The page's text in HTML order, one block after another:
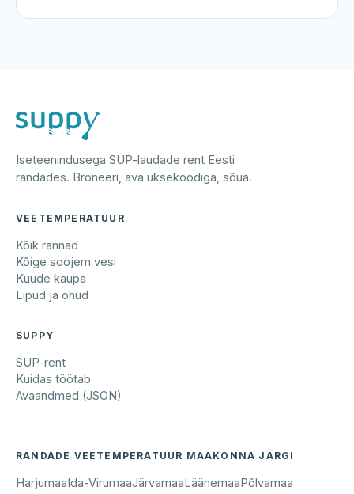
Iseteenindusega SUP-laudade rent Eesti
randades. Broneeri, ava uksekoodiga, sõua.
VEETEMPERATUUR
Kõik rannad
Kõige soojem vesi
Kuude kaupa
Lipud ja ohud
SUPPY
SUP-rent
Kuidas töötab
Avaandmed (JSON)
RANDADE VEETEMPERATUUR MAAKONNA JÄRGI
HarjumaaIda-VirumaaJärvamaaLäänemaaPõlvamaa